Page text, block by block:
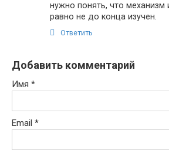
нужно понять, что механизм
равно не до конца изучен.
Ответить
Добавить комментарий
Имя *
Email *